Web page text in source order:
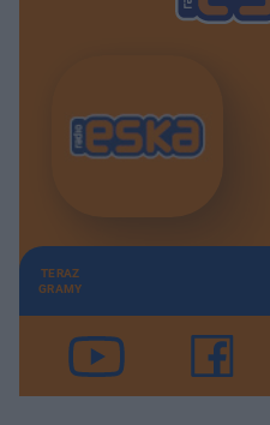
TERAZ
GRAMY